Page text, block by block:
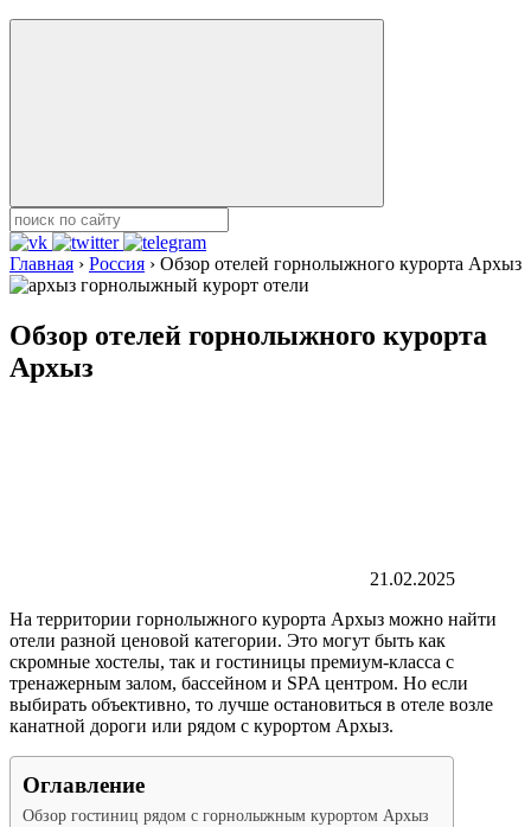
Главная › Россия › Обзор отелей горнолыжного курорта Архыз
Обзор отелей горнолыжного курорта
Архыз
21.02.2025
На территории горнолыжного курорта Архыз можно найти
отели разной ценовой категории. Это могут быть как
скромные хостелы, так и гостиницы премиум-класса с
тренажерным залом, бассейном и SPA центром. Но если
выбирать объективно, то лучше остановиться в отеле возле
канатной дороги или рядом с курортом Архыз.
Оглавление
Обзор гостиниц рядом с горнолыжным курортом Архыз